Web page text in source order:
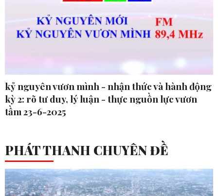
kỷ nguyên vươn mình - nhận thức và hành động
kỳ 2: rõ tư duy, lý luận - thực nguồn lực vươn
tầm 23-6-2025
PHÁT THANH CHUYÊN ĐỀ